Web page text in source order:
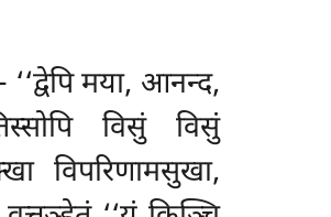
मया, आनन्द,
विसुं विसुं
विपरिणामसुखा,